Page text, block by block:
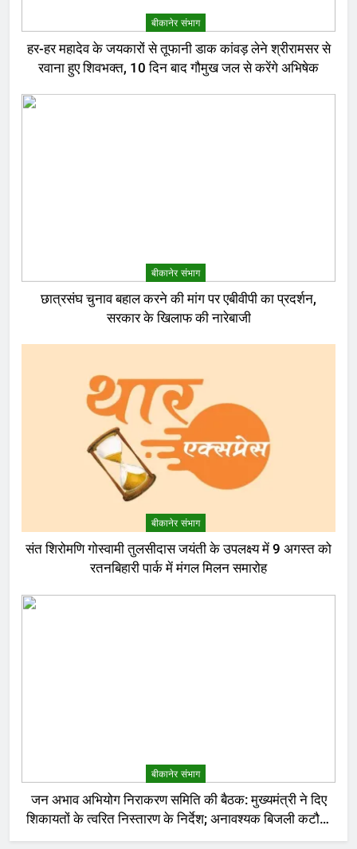
बीकानेर संभाग
हर-हर महादेव के जयकारों से तूफानी डाक कांवड़ लेने श्रीरामसर से
रवाना हुए शिवभक्त, 10 दिन बाद गौमुख जल से करेंगे अभिषेक
बीकानेर संभाग
छात्रसंघ चुनाव बहाल करने की मांग पर एबीवीपी का प्रदर्शन,
सरकार के खिलाफ की नारेबाजी
बीकानेर संभाग
संत शिरोमणि गोस्वामी तुलसीदास जयंती के उपलक्ष्य में 9 अगस्त को
रतनबिहारी पार्क में मंगल मिलन समारोह
बीकानेर संभाग
जन अभाव अभियोग निराकरण समिति की बैठक: मुख्यमंत्री ने दिए
शिकायतों के त्वरित निस्तारण के निर्देश; अनावश्यक बिजली कटौती
पर सख्त रुख